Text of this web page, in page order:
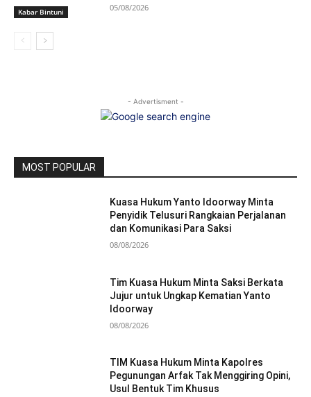
Kabar Bintuni 05/08/2026
- Advertisment -
MOST POPULAR
Kuasa Hukum Yanto Idoorway Minta
Penyidik Telusuri Rangkaian Perjalanan
dan Komunikasi Para Saksi
08/08/2026
Tim Kuasa Hukum Minta Saksi Berkata
Jujur untuk Ungkap Kematian Yanto
Idoorway
08/08/2026
TIM Kuasa Hukum Minta Kapolres
Pegunungan Arfak Tak Menggiring Opini,
Usul Bentuk Tim Khusus